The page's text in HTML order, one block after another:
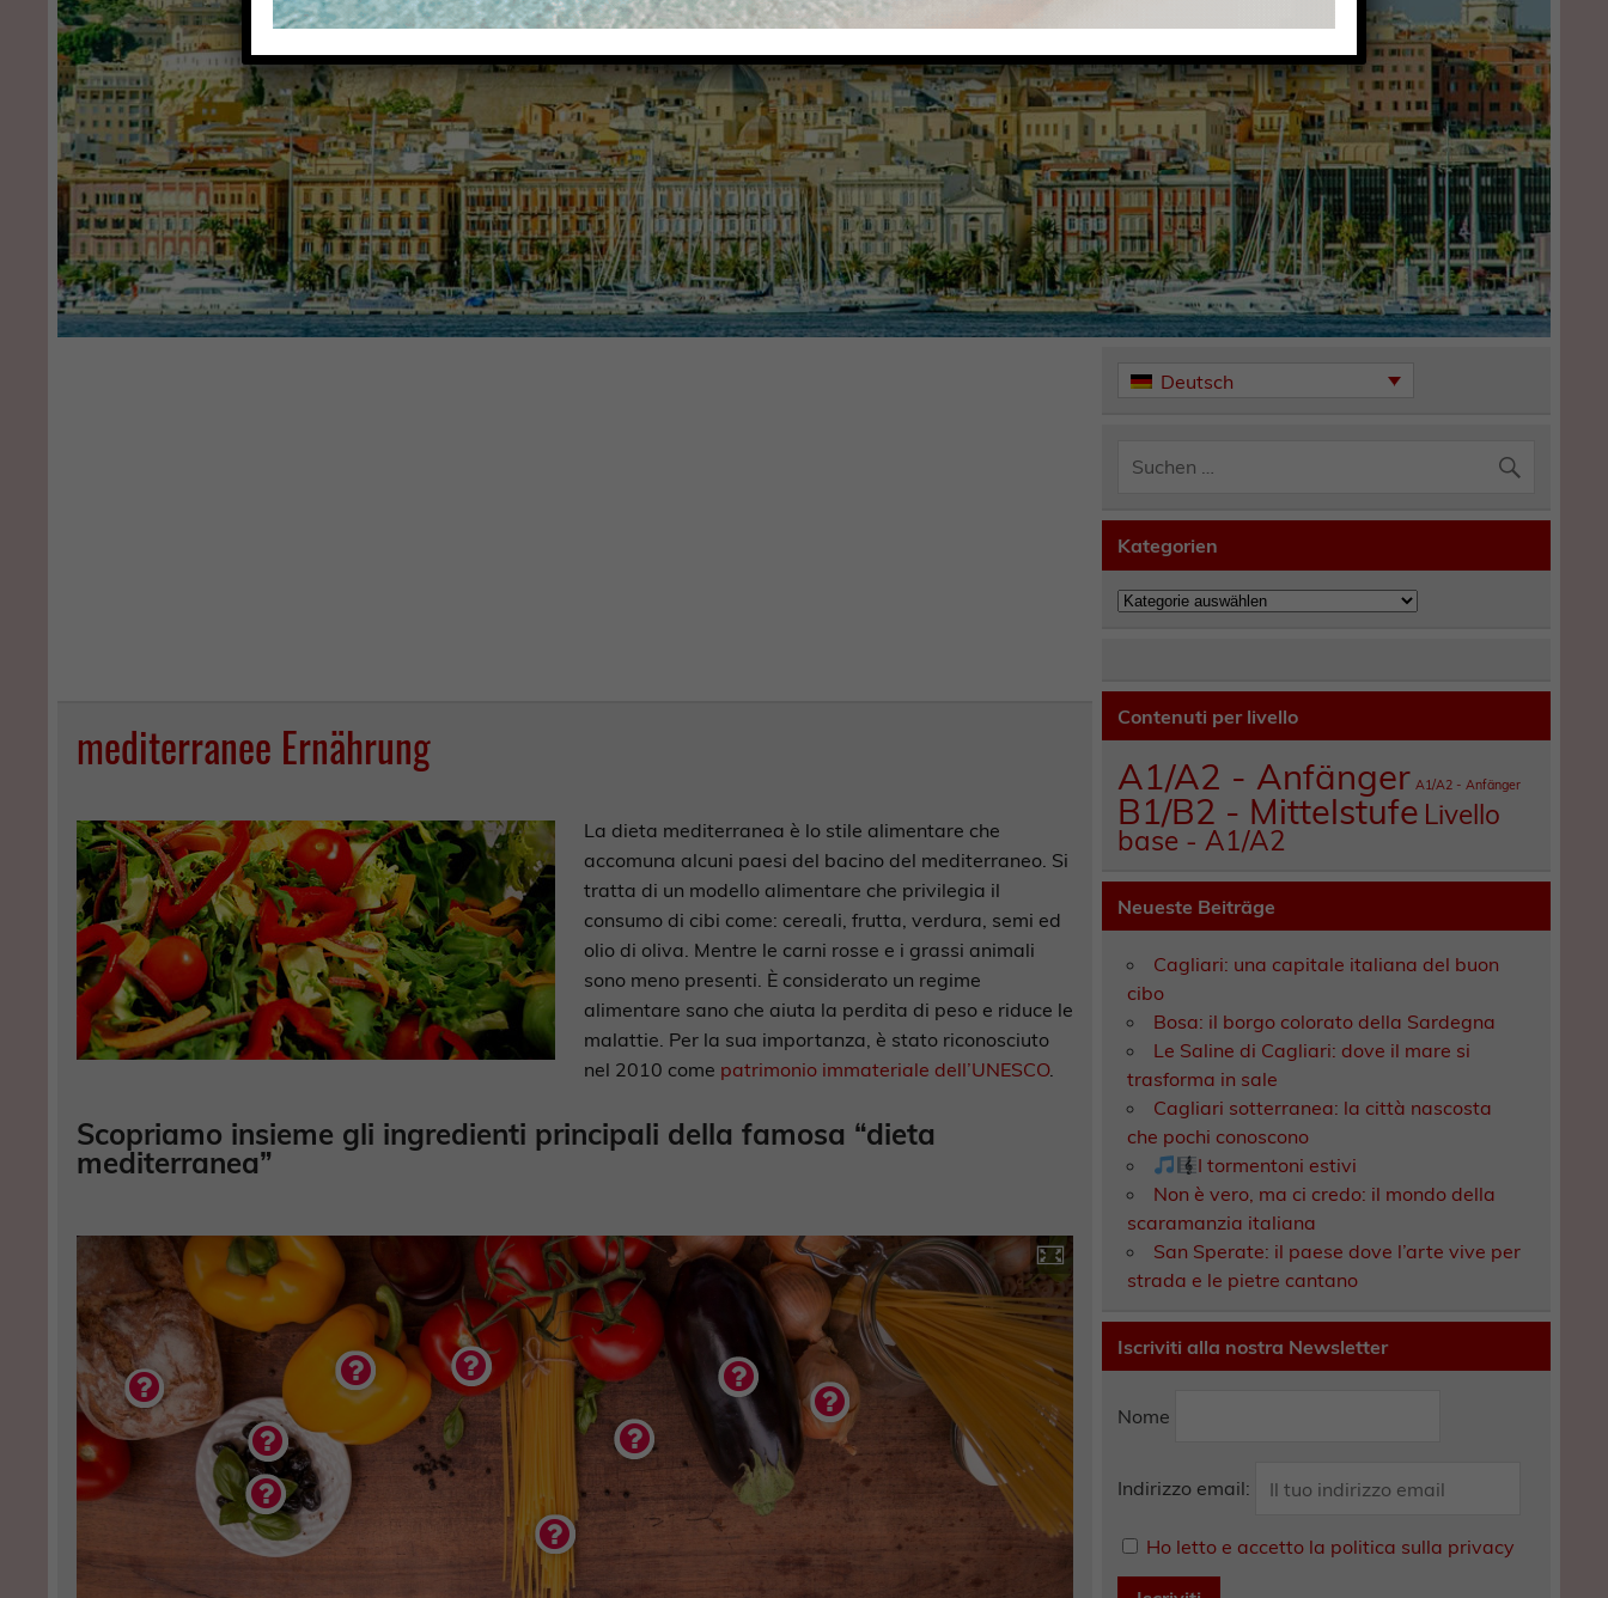
mediterranee Ernährung
La dieta mediterranea è lo stile alimentare che
accomuna alcuni paesi del bacino del mediterraneo. Si
tratta di un modello alimentare che privilegia il
consumo di cibi come: cereali, frutta, verdura, semi ed
olio di oliva. Mentre le carni rosse e i grassi animali
sono meno presenti. È considerato un regime
alimentare sano che aiuta la perdita di peso e riduce le
malattie. Per la sua importanza, è stato riconosciuto
nel 2010 come patrimonio immateriale dell’UNESCO.
Scopriamo insieme gli ingredienti principali della famosa “dieta
mediterranea”
Deutsch
Kategorien
Kategorien
Contenuti per livello
A1/A2 - Anfänger A1/A2 - Anfänger
B1/B2 - Mittelstufe Livello
base - A1/A2
Neueste Beiträge
Cagliari: una capitale italiana del buon
cibo
Bosa: il borgo colorato della Sardegna
Le Saline di Cagliari: dove il mare si
trasforma in sale
Cagliari sotterranea: la città nascosta
che pochi conoscono
I tormentoni estivi
Non è vero, ma ci credo: il mondo della
scaramanzia italiana
San Sperate: il paese dove l’arte vive per
strada e le pietre cantano
Iscriviti alla nostra Newsletter
Nome
Indirizzo email:
Ho letto e accetto la politica sulla privacy